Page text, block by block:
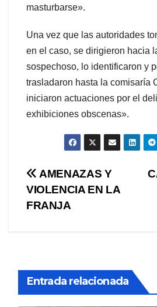
masturbarse».
Una vez que las autoridades
en el caso, se dirigieron hacia
sospechoso, lo identificaron y
trasladaron hasta la comisaría
iniciaron actuaciones por el
exhibiciones obscenas».
Navegación
de
AMENAZAS Y
VIOLENCIA EN LA
FRANJA
Entrada relacionada